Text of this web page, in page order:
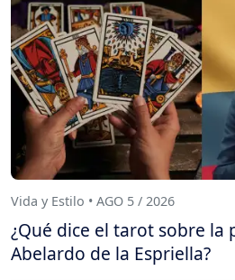
Vida y Estilo • AGO 5 / 2026
¿Qué dice el tarot sobre la
Abelardo de la Espriella?